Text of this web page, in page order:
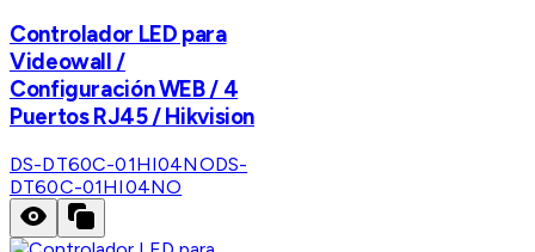
Controlador LED para
Videowall /
Configuración WEB / 4
Puertos RJ45 / Hikvision
DS-DT60C-01HI04NODS-
DT60C-01HI04NO